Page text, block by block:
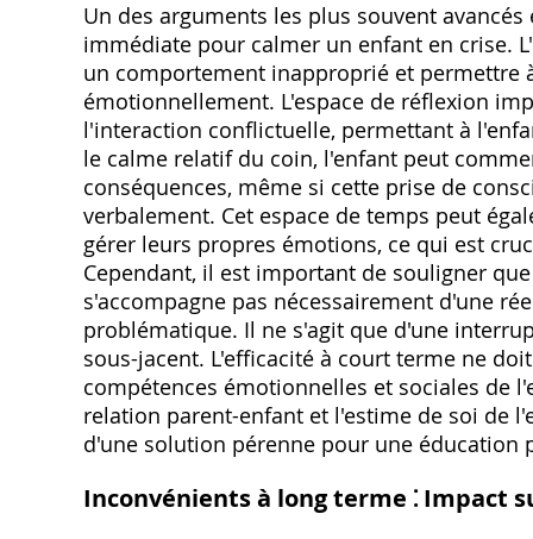
Un des arguments les plus souvent
immédiate pour calmer un enfant en crise.
un comportement inapproprié et permettre
émotionnellement. L'espace de réflexion
l'interaction conflictuelle, permettant à
le calme relatif du coin, l'enfant peut
conséquences, même si cette prise de
verbalement. Cet espace de temps peut
gérer leurs propres émotions, ce qui est
Cependant, il est important de souligner
s'accompagne pas nécessairement d'une
problématique. Il ne s'agit que d'une
sous-jacent. L'efficacité à court terme ne
compétences émotionnelles et sociales de
relation parent-enfant et l'estime de soi de
d'une solution pérenne pour une éducation
Inconvénients à long terme ⁚ Impact